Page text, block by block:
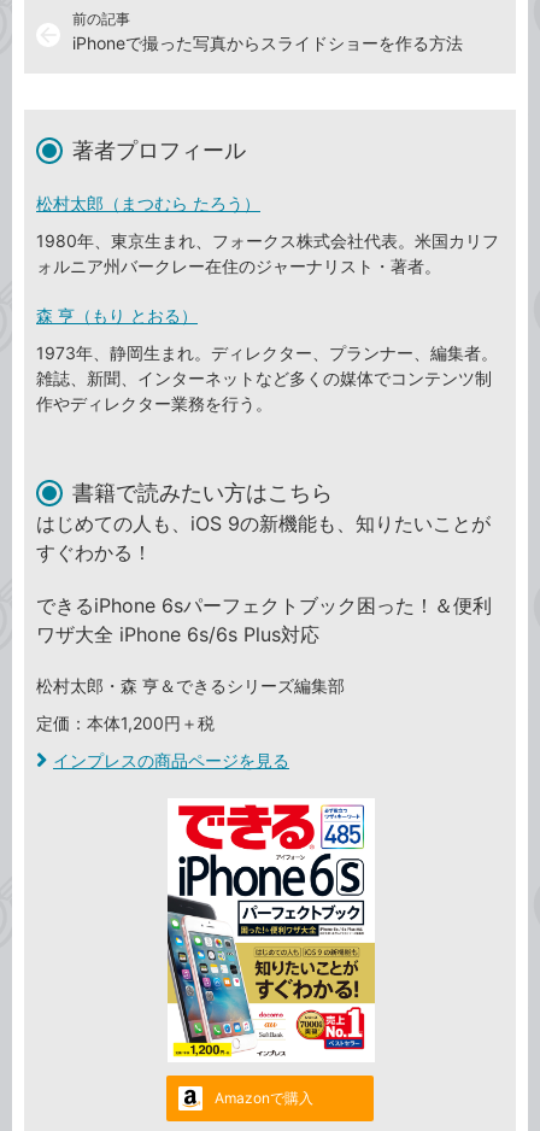
前の記事
iPhoneで撮った写真からスライドショーを作る方法
著者プロフィール
松村太郎（まつむら たろう）
1980年、東京生まれ、フォークス株式会社代表。米国カリフ
ォルニア州バークレー在住のジャーナリスト・著者。
森 亨（もり とおる）
1973年、静岡生まれ。ディレクター、プランナー、編集者。
雑誌、新聞、インターネットなど多くの媒体でコンテンツ制
作やディレクター業務を行う。
書籍で読みたい方はこちら
はじめての人も、iOS 9の新機能も、知りたいことが
すぐわかる！
できるiPhone 6sパーフェクトブック困った！＆便利
ワザ大全 iPhone 6s/6s Plus対応
松村太郎・森 亨＆できるシリーズ編集部
定価：本体1,200円＋税
インプレスの商品ページを見る
Amazonで購入